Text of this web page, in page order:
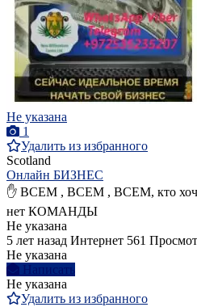
Не указана
1
Удалить из избранного
Scotland
Онлайн БИЗНЕС
✋ ВСЕМ , ВСЕМ , ВСЕМ, кто
нет КОМАНДЫ
Не указана
5 лет назад Интернет 561
Не указана
Написать
Не указана
Удалить из избранного